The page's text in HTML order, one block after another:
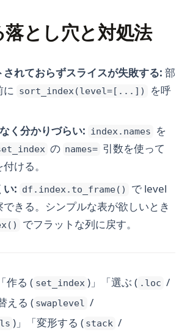
落とし穴と対処法
れておらずスライスが失敗する: 部
に sort_index(level=[...])
を呼
く分かりづらい: index.names
を
の names= 引数を使って
ける。
い: df.index.to_frame()
で level
きる。シンプルな表が欲しいとき
でフラットな列に戻す。
作る ( set_index )」「選ぶ ( .loc /
える ( swaplevel /
)」「変形する ( stack /